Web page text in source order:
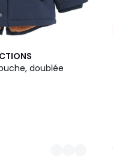
doublée